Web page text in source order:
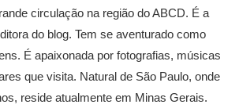
circulação na região do ABCD. É a
do blog. Tem se aventurado como
É apaixonada por fotografias, músicas
que visita. Natural de São Paulo, onde
reside atualmente em Minas Gerais.